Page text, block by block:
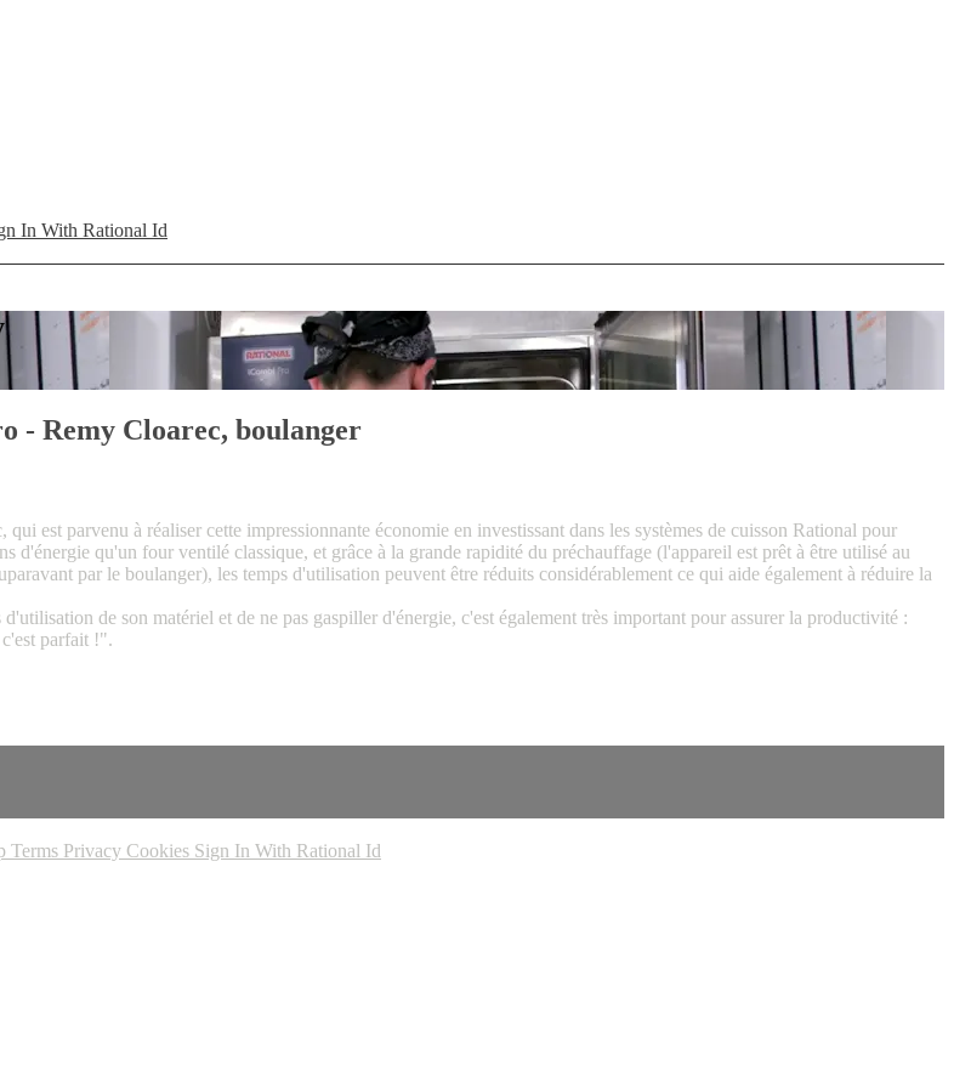
In With Rational Id
- Remy Cloarec, boulanger
est parvenu à réaliser cette impressionnante économie en investissant dans les systèmes de cuisson Rational pour
qu'un four ventilé classique, et grâce à la grande rapidité du préchauffage (l'appareil est prêt à être utilisé au
par le boulanger), les temps d'utilisation peuvent être réduits considérablement ce qui aide également à réduire la
de son matériel et de ne pas gaspiller d'énergie, c'est également très important pour assurer la productivité :
parfait !".
Terms Privacy Cookies Sign In With Rational Id